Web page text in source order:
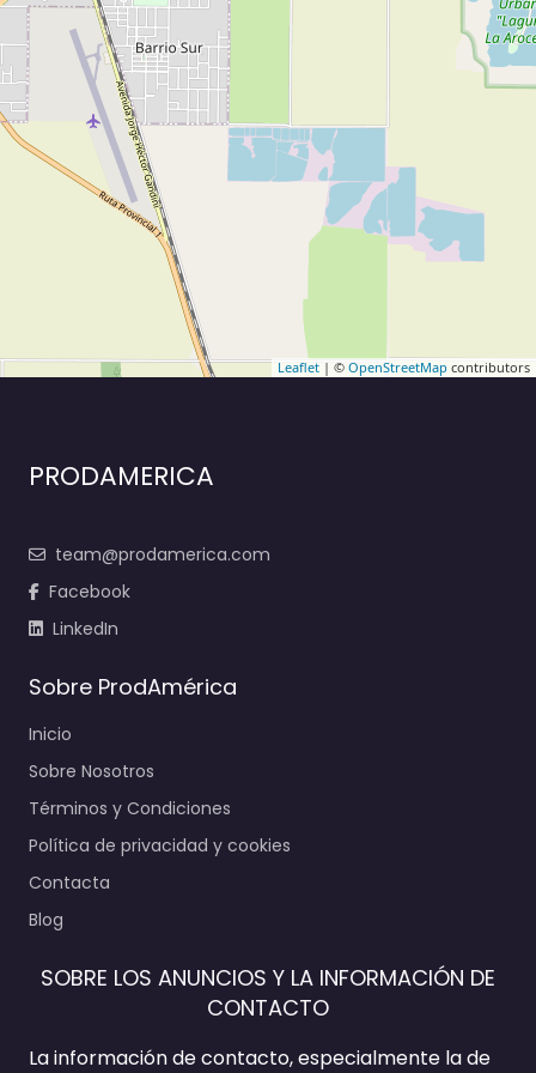
Leaflet | © OpenStreetMap contributors
PRODAMERICA
team@prodamerica.com
Facebook
LinkedIn
Sobre ProdAmérica
Inicio
Sobre Nosotros
Términos y Condiciones
Política de privacidad y cookies
Contacta
Blog
SOBRE LOS ANUNCIOS Y LA INFORMACIÓN DE
CONTACTO
La información de contacto, especialmente la de